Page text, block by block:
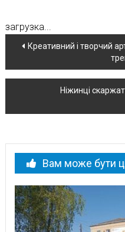
загрузка...
Навігація
по
Креативний і творчий
Ніжинці
Вам може бути